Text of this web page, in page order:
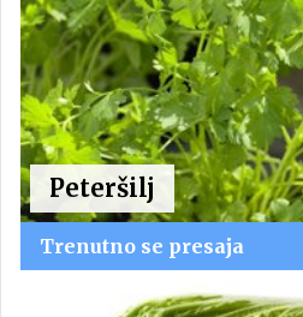
Peteršilj
Trenutno se presaja